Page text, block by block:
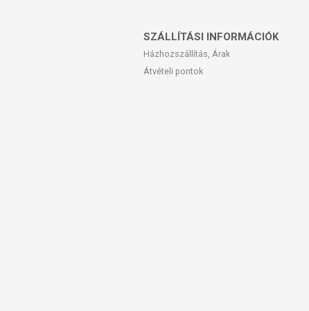
SZÁLLÍTÁSI INFORMÁCIÓK
Házhozszállítás, Árak
Átvételi pontok